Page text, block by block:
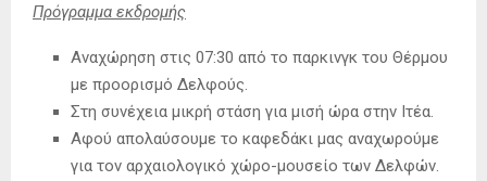
Πρόγραμμα εκδρομής
Αναχώρηση στις 07:30 από το παρκινγκ του Θέρμου
με προορισμό Δελφούς.
Στη συνέχεια μικρή στάση για μισή ώρα στην Ιτέα.
Αφού απολαύσουμε το καφεδάκι μας αναχωρούμε
για τον αρχαιολογικό χώρο-μουσείο των Δελφών.